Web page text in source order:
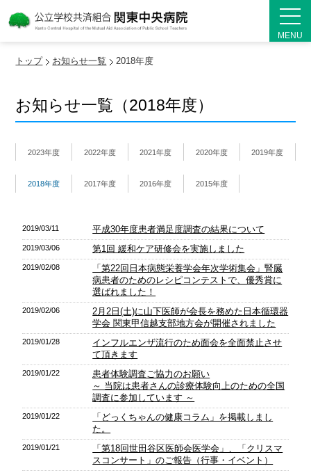
MENU
トップ お知らせ一覧 2018年度
お知らせ一覧（2018年度）
2023年度 2022年度 2021年度 2020年度 2019年度
2018年度 2017年度 2016年度 2015年度
2019/03/11 平成30年度患者満足度調査の結果について
2019/03/06 第1回 緩和ケア研修会を実施しました
2019/02/08
「第22回日本病態栄養学会年次学術集会」腎臓
病患者のためのレシピコンテストで、優秀賞に
選ばれました！
2019/02/06
2月2日(土)に山下医師が会長を務めた日本循環器
学会 関東甲信越支部地方会が開催されました
2019/01/28
インフルエンザ流行のため面会を全面禁止させ
て頂きます
2019/01/22
患者体験調査ご協力のお願い
～ 当院は患者さんの診療体験向上のための全国
調査に参加しています ～
2019/01/22
「どっくちゃんの健康コラム」を掲載しまし
た。
2019/01/21
「第18回世田谷区医師会医学会」、「クリスマ
スコンサート」のご報告（行事・イベント）